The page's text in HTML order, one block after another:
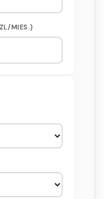
MIES.)